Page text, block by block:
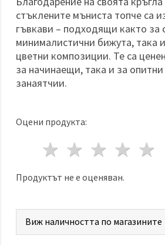
стъклените мъниста топче са
гъвкави – подходящи както за
минималистични бижута, така
цветни композиции. Те са
за начинаещи, така и за
занаятчии.
Оцени продукта:
4
3
2 звезди
1 звезда
Продуктът не е оценяван.
Виж наличността по магазините